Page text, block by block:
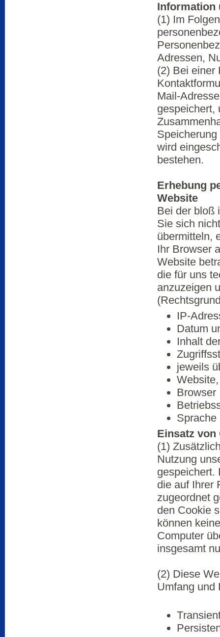
Information
(1) Im
Adressen,
(2) Bei einer
Mail-
gespeichert,
wird
bestehen.
Erhebung
Website
Bei der bloß
Sie sich
übermitteln,
Ihr Browser
Website
die für uns
anzuzeigen
IP-
Datum
Inhalt
jeweils
Browser
Sprache
Einsatz von
(1)
Nutzung
gespeichert.
die auf Ihrer
zugeordnet
den Cookie
können
Computer
insgesamt
(2) Diese
Umfang und